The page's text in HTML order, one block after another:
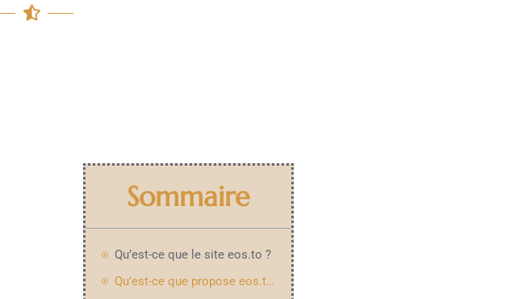
Sommaire
Qu’est-ce que le site eos.to ?
Qu’est-ce que propose eos.to de plus que les autres sites ?